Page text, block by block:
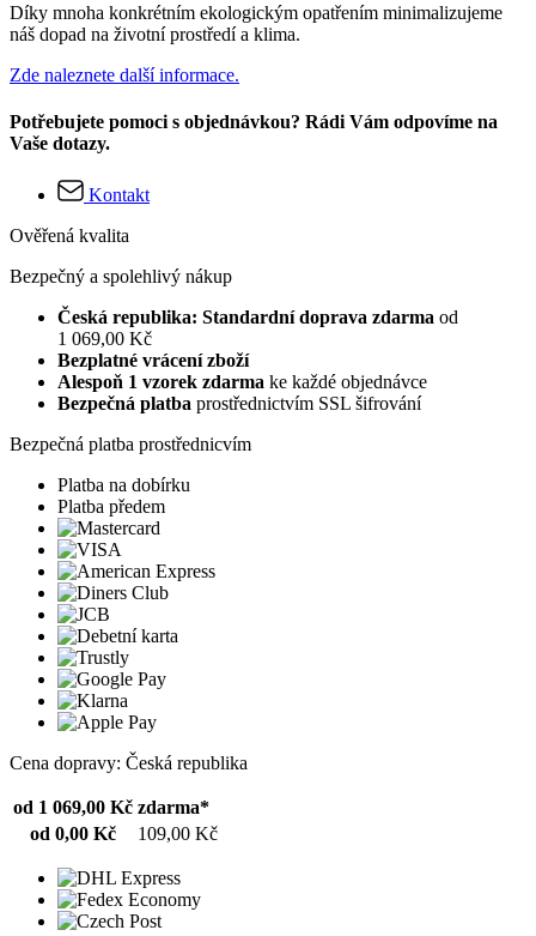
Díky mnoha konkrétním ekologickým opatřením minimalizujeme
náš dopad na životní prostředí a klima.
Zde naleznete další informace.
Potřebujete pomoci s objednávkou? Rádi Vám odpovíme na
Vaše dotazy.
Kontakt
Ověřená kvalita
Bezpečný a spolehlivý nákup
Česká republika: Standardní doprava zdarma od
1 069,00 Kč
Bezplatné vrácení zboží
Alespoň 1 vzorek zdarma ke každé objednávce
Bezpečná platba prostřednictvím SSL šifrování
Bezpečná platba prostřednicvím
Platba na dobírku
Platba předem
Cena dopravy: Česká republika
od 1 069,00 Kč zdarma*
od 0,00 Kč
109,00 Kč